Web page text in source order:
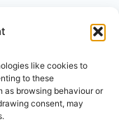
like cookies to
to these
as browsing behaviour or
consent, may
politika
Service)